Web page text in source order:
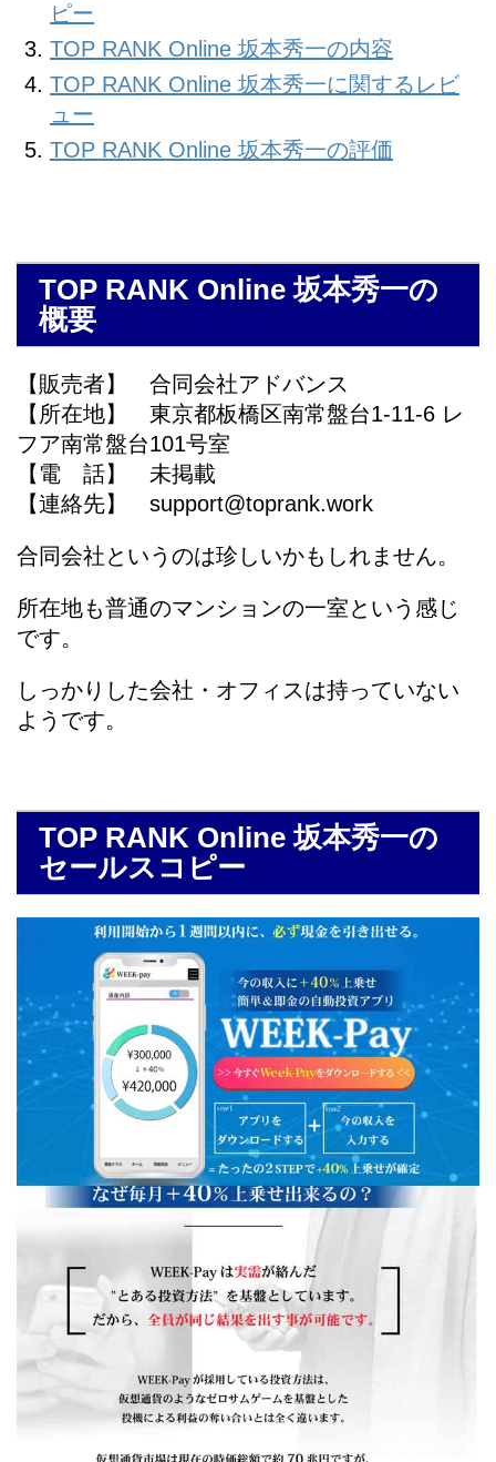
ピー
TOP RANK Online 坂本秀一の内容
TOP RANK Online 坂本秀一に関するレビ
ュー
TOP RANK Online 坂本秀一の評価
TOP RANK Online 坂本秀一の
概要
【販売者】 合同会社アドバンス
【所在地】 東京都板橋区南常盤台1-11-6 レ
フア南常盤台101号室
【電 話】 未掲載
【連絡先】 support@toprank.work
合同会社というのは珍しいかもしれません。
所在地も普通のマンションの一室という感じ
です。
しっかりした会社・オフィスは持っていない
ようです。
TOP RANK Online 坂本秀一の
セールスコピー